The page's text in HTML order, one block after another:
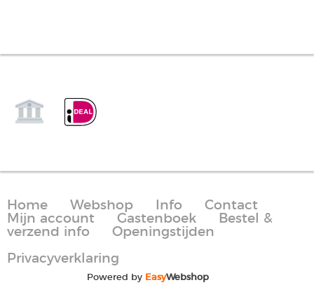
Home Webshop Info
Contact
Mijn account
Gastenboek
Bestel &
verzend info
Openingstijden
Privacyverklaring
Powered by EasyWebshop